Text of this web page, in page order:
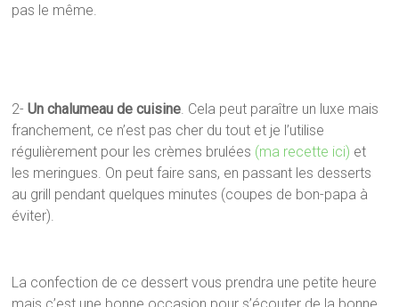
pas le même.
2-Un chalumeau de cuisine . Cela peut paraître un luxe mais
franchement, ce n’est pas cher du tout et je l’utilise
régulièrement pour les crèmes brulées (ma recette ici) et
les meringues. On peut faire sans, en passant les desserts
au grill pendant quelques minutes (coupes de bon-papa à
éviter).
La confection de ce dessert vous prendra une petite heure